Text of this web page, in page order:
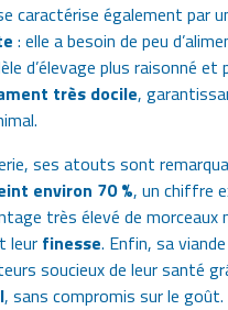
caractérise également par
: elle a besoin de peu
d’élevage plus raisonné et
très docile,
ses atouts sont
environ 70 %, un chiffre
très élevé de morceaux
leur finesse. Enfin, sa
soucieux de leur santé
, sans compromis sur le goût.